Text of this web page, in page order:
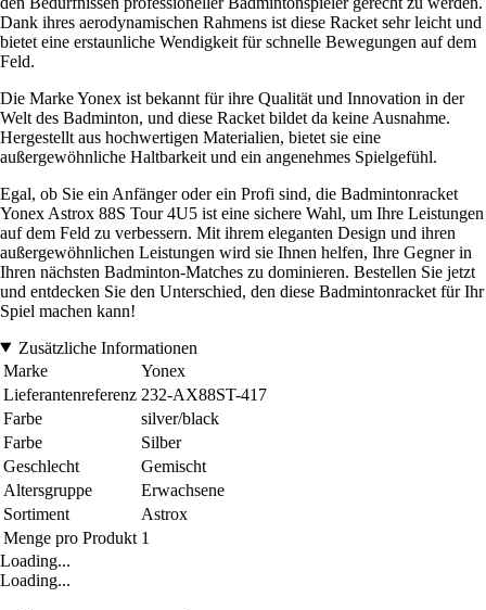
Dank ihres aerodynamischen Rahmens ist diese Racket sehr leicht und
bietet eine erstaunliche Wendigkeit für schnelle Bewegungen auf dem
Feld.
Die Marke Yonex ist bekannt für ihre Qualität und Innovation in der
Welt des Badminton, und diese Racket bildet da keine Ausnahme.
Hergestellt aus hochwertigen Materialien, bietet sie eine
außergewöhnliche Haltbarkeit und ein angenehmes Spielgefühl.
Egal, ob Sie ein Anfänger oder ein Profi sind, die Badmintonracket
Yonex Astrox 88S Tour 4U5 ist eine sichere Wahl, um Ihre Leistungen
auf dem Feld zu verbessern. Mit ihrem eleganten Design und ihren
außergewöhnlichen Leistungen wird sie Ihnen helfen, Ihre Gegner in
Ihren nächsten Badminton-Matches zu dominieren. Bestellen Sie jetzt
und entdecken Sie den Unterschied, den diese Badmintonracket für Ihr
Spiel machen kann!
Zusätzliche Informationen
Marke
Yonex
Lieferantenreferenz 232-AX88ST-417
Farbe
silver/black
Farbe
Silber
Geschlecht
Gemischt
Altersgruppe
Erwachsene
Sortiment
Astrox
Menge pro Produkt 1
Loading...
Loading...